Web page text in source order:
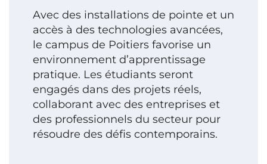
Avec des installations de pointe et un
accès à des technologies avancées,
le campus de Poitiers favorise un
environnement d’apprentissage
pratique. Les étudiants seront
engagés dans des projets réels,
collaborant avec des entreprises et
des professionnels du secteur pour
résoudre des défis contemporains.